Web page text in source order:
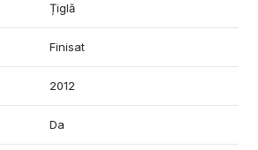
Țiglă
Finisat
2012
Da